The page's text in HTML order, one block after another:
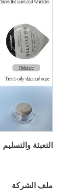
التعبئة والتسليم
ملف الشركة